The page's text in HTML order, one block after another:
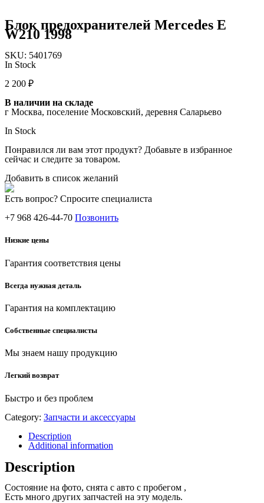
Блок предохранителей Mercedes E
W210 1998
SKU: 5401769
In Stock
2 200 ₽
В наличии на складе
г Москва, поселение Московский, деревня Саларьево
In Stock
Понравился ли вам этот продукт? Добавьте в избранное
сейчас и следите за товаром.
Добавить в список желаний
Есть вопрос? Спросите специалиста
+7 968 426-44-70 Позвонить
Низкие цены
Гарантия соответствия цены
Всегда нужная деталь
Гарантия на комплектацию
Собственные специалисты
Мы знаем нашу продукцию
Легкий возврат
Быстро и без проблем
Category: Запчасти и аксессуары
Description
Additional information
Description
Состояние на фото, снята с авто с пробегом ,
Есть много других запчастей на эту модель.